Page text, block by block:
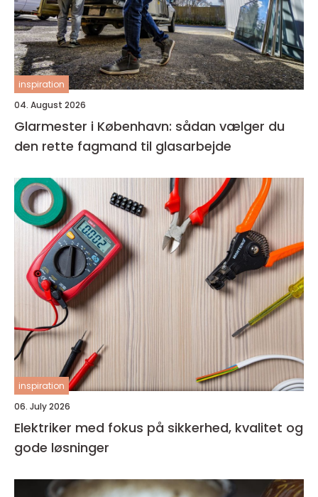
inspiration
04. August 2026
Glarmester i København: sådan vælger du
den rette fagmand til glasarbejde
inspiration
06. July 2026
Elektriker med fokus på sikkerhed, kvalitet og
gode løsninger